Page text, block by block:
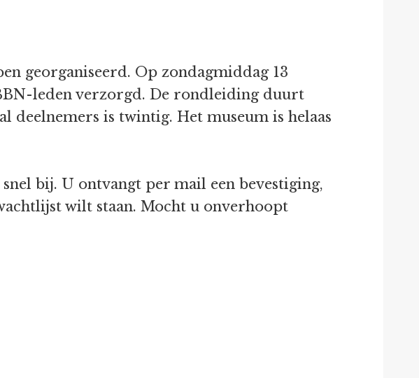
georganiseerd. Op zondagmiddag 13
leden verzorgd. De rondleiding duurt
deelnemers is twintig. Het museum is helaas
snel bij. U ontvangt per mail een bevestiging,
wilt staan. Mocht u onverhoopt